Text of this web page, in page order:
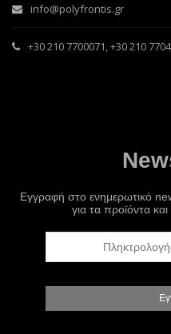
info@polyfrontis.gr
+30 210 7700071,+30 210
Εγγραφή στο ενημερωτικό
για τα προϊόντα